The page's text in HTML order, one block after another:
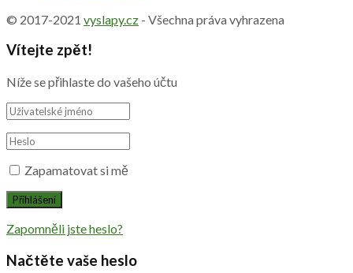
© 2017-2021 vyslapy.cz - Všechna práva vyhrazena
Vítejte zpět!
Níže se přihlaste do vašeho účtu
Zapamatovat si mě
Zapomněli jste heslo?
Načtěte vaše heslo